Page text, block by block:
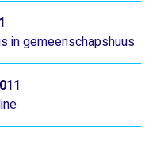
in gemeenschapshuus